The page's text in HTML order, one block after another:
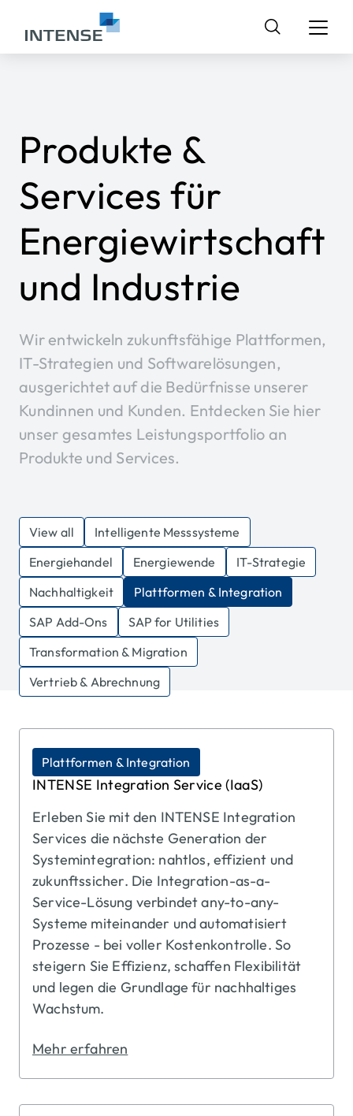
Suchen
nach:
Produkte &
Services für
Energiewirtschaft
und Industrie
Wir entwickeln zukunftsfähige Plattformen,
IT-Strategien und Softwarelösungen,
ausgerichtet auf die Bedürfnisse unserer
Kundinnen und Kunden. Entdecken Sie hier
unser gesamtes Leistungsportfolio an
Produkte und Services.
View all
Intelligente Messsysteme
Energiehandel
Energiewende
IT-Strategie
Nachhaltigkeit
Plattformen & Integration
SAP Add-Ons
SAP for Utilities
Transformation & Migration
Vertrieb & Abrechnung
INTENSE Integration Service (IaaS)
Erleben Sie mit den INTENSE Integration
Services die nächste Generation der
Systemintegration: nahtlos, effizient und
zukunftssicher. Die Integration-as-a-
Service-Lösung verbindet any-to-any-
Systeme miteinander und automatisiert
Prozesse - bei voller Kostenkontrolle. So
steigern Sie Effizienz, schaffen Flexibilität
und legen die Grundlage für nachhaltiges
Wachstum.
Mehr erfahren
Plattformen & Integration